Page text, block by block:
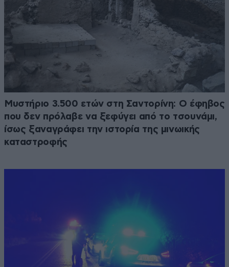
Μυστήριο 3.500 ετών στη Σαντορίνη: Ο έφηβος
που δεν πρόλαβε να ξεφύγει από το τσουνάμι,
ίσως ξαναγράφει την ιστορία της μινωικής
καταστροφής